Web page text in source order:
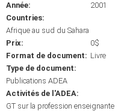
Année:
2001
Countries:
Afrique au sud du Sahara
Prix:
0$
Format de document: Livre
Type de document:
Publications ADEA
Activités de l'ADEA:
GT sur la profession enseignante